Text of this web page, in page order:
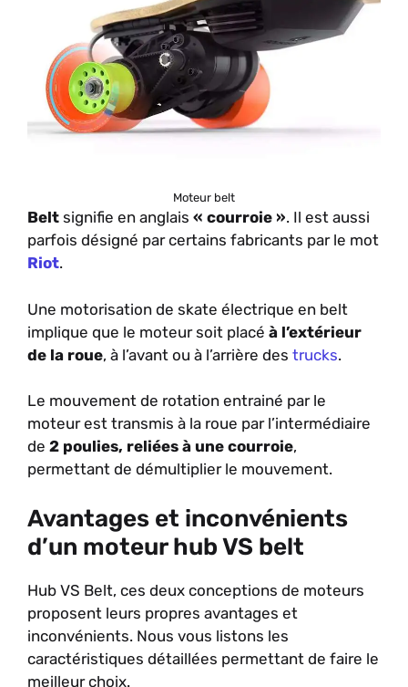
Moteur belt
Belt signifie en anglais « courroie ». Il est aussi
parfois désigné par certains fabricants par le mot
Riot.
Une motorisation de skate électrique en belt
implique que le moteur soit placé à l’extérieur
de la roue, à l’avant ou à l’arrière des trucks.
Le mouvement de rotation entrainé par le
moteur est transmis à la roue par l’intermédiaire
de 2 poulies, reliées à une courroie,
permettant de démultiplier le mouvement.
Avantages et inconvénients
d’un moteur hub VS belt
Hub VS Belt, ces deux conceptions de moteurs
proposent leurs propres avantages et
inconvénients. Nous vous listons les
caractéristiques détaillées permettant de faire le
meilleur choix.